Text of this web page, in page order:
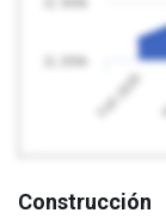
Feb 2026
Construcción